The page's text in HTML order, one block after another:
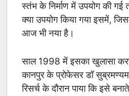
स्तंभ के निर्माण में उपयोग की
क्या उपयोग किया गया इसमें,
आज भी नया है।
साल 1998 में इसका खुलासा
कानपुर के प्रोफेसर डॉ
रिसर्च के दौरान पाया कि इसे